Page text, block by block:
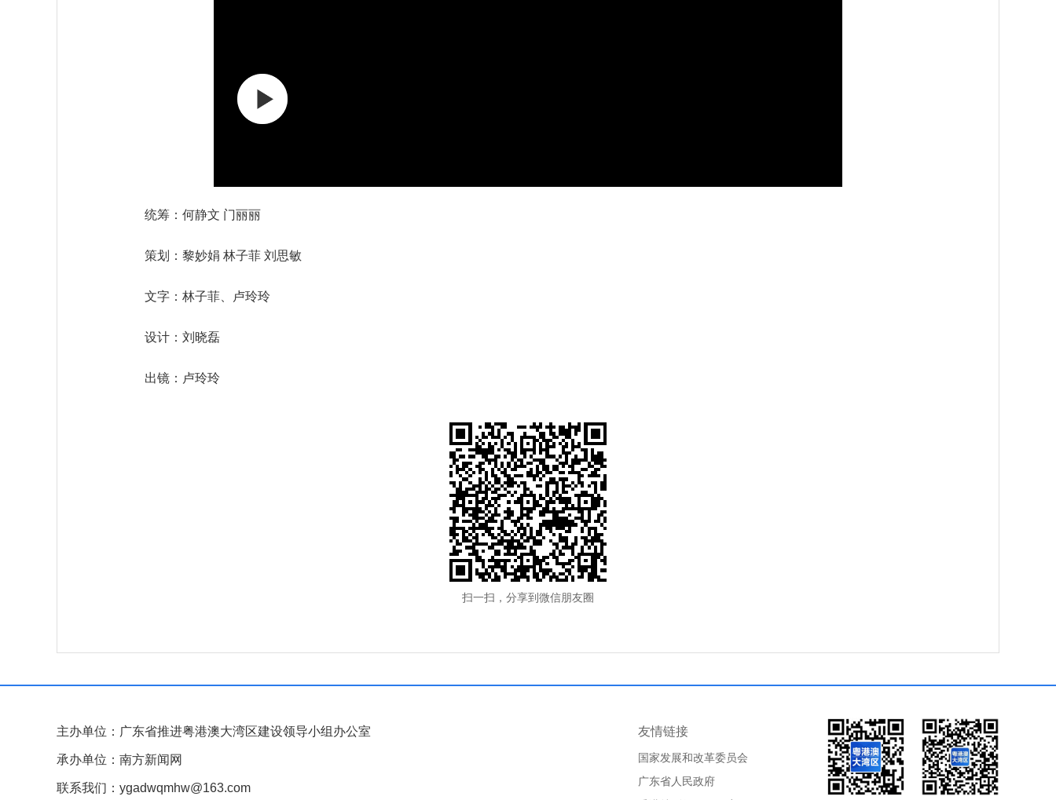
统筹：何静文 门丽丽
策划：黎妙娟 林子菲 刘思敏
文字：林子菲、卢玲玲
设计：刘晓磊
出镜：卢玲玲
扫一扫，分享到微信朋友圈
主办单位：广东省推进粤港澳大湾区建设领导小组办公室
承办单位：南方新闻网
联系我们：ygadwqmhw@163.com
友情链接
国家发展和改革委员会
广东省人民政府